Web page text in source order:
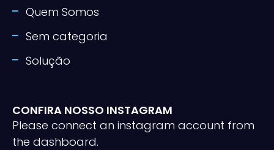
Quem Somos
Sem categoria
Solução
CONFIRA NOSSO INSTAGRAM
Please connect an instagram account from
the dashboard.